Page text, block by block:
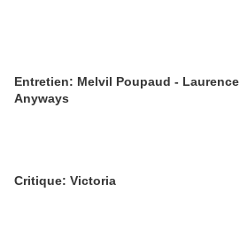
Entretien: Melvil Poupaud - Laurence
Anyways
Critique: Victoria